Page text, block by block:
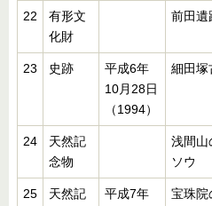
22
有形文
化財
前田遺
23 史跡
平成6年
10月28日
（1994）
細田塚
24
天然記
念物
浅間山
ソウ
25
天然記
平成7年
宝珠院